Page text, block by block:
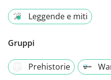
Leggende e miti
Gruppi
Prehistorie